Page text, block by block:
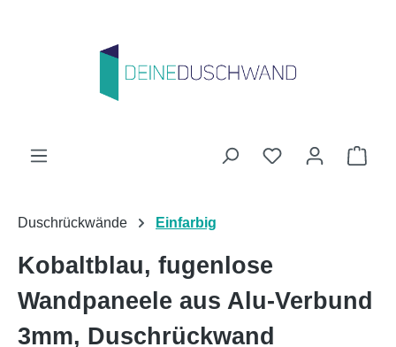
Du hast 0
Duschrückwände Einfarbig
Kobaltblau, fugenlose
Wandpaneele aus Alu-Verbund
3mm, Duschrückwand